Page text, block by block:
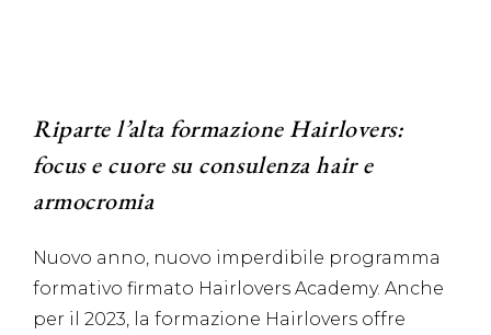
Riparte l’alta formazione Hairlovers:
focus e cuore su consulenza hair e
armocromia
Nuovo anno, nuovo imperdibile programma
formativo firmato Hairlovers Academy. Anche
per il 2023, la formazione Hairlovers offre